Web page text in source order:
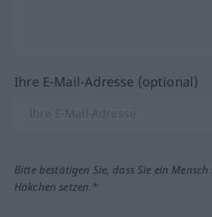
Ihre E-Mail-Adresse (optional)
Bitte bestätigen Sie, dass Sie ein
Häkchen setzen.*